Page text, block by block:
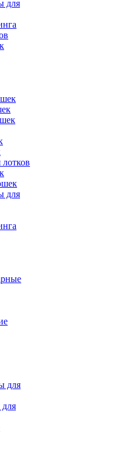
для
для
для